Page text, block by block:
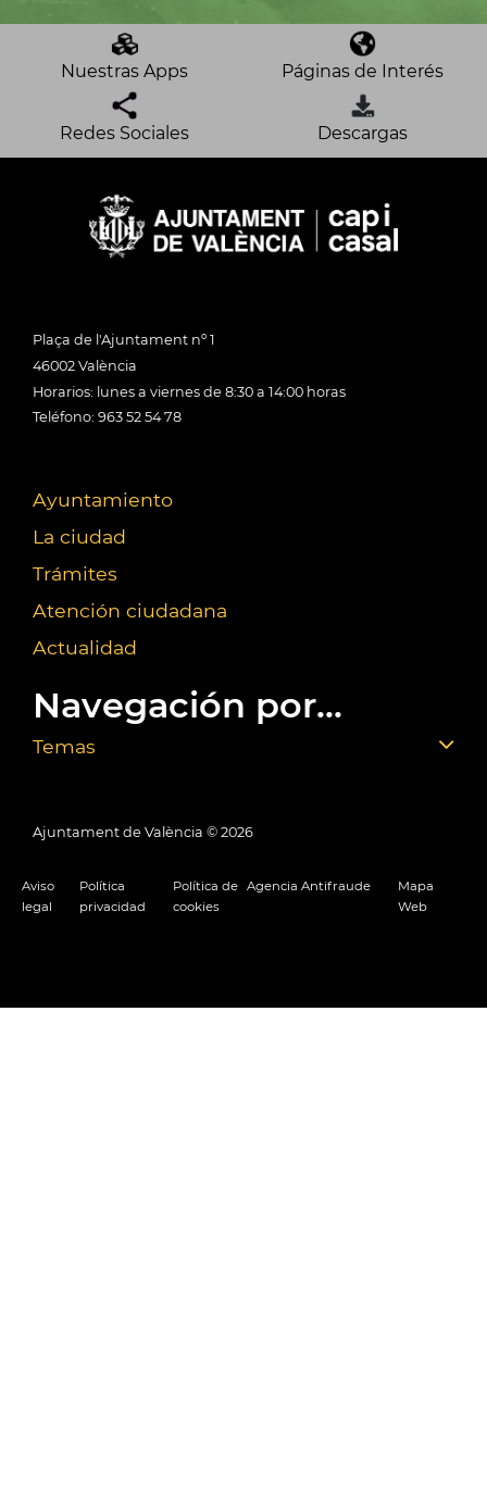
Nuestras Apps Páginas de Interés
Redes Sociales Descargas
Plaça de l'Ajuntament nº 1
46002 València
Horarios: lunes a viernes de 8:30 a 14:00 horas
Teléfono: 963 52 54 78
Ayuntamiento
La ciudad
Trámites
Atención ciudadana
Actualidad
Navegación por...
Temas
Ajuntament de València © 2026
Aviso
legal
Política
privacidad
Política de
cookies
Agencia Antifraude
Mapa
Web